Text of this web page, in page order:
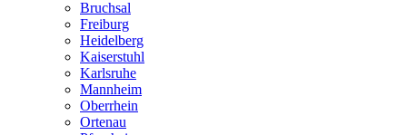
Bruchsal
Freiburg
Heidelberg
Kaiserstuhl
Karlsruhe
Mannheim
Oberrhein
Ortenau